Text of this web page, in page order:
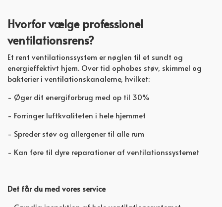
Hvorfor vælge professionel
ventilationsrens?
Et rent ventilationssystem er nøglen til et sundt og
energieffektivt hjem. Over tid ophobes støv, skimmel og
bakterier i ventilationskanalerne, hvilket:
- Øger dit energiforbrug med op til 30%
- Forringer luftkvaliteten i hele hjemmet
- Spreder støv og allergener til alle rum
- Kan føre til dyre reparationer af ventilationssystemet
Det får du med vores service